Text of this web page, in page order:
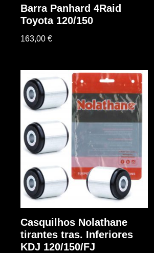
Barra Panhard 4Raid
Toyota 120/150
163,00 €
Casquilhos Nolathane
tirantes tras. Inferiores
KDJ 120/150/FJ